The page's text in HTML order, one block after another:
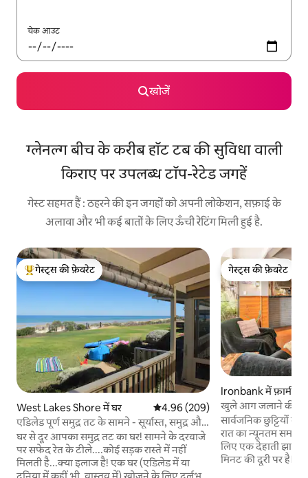
चेक आउट
खोजें
ग्लेनल्ग बीच के करीब हॉट टब की सुविधा वाली
किराए पर उपलब्ध टॉप-रेटेड जगहें
गेस्ट सहमत हैं : ठहरने की इन जगहों को अपनी लोकेशन, सफ़ाई के
अलावा और भी कई बातों के लिए ऊँची रेटिंग मिली हुई है.
गेस्ट्स का टॉप फ़ेवरेट
गेस्ट्स की फ़ेवरेट
West Lakes Shore में घर औसत रेटिंग 5 में से 4.96, 209 समीक्षाएँ
4.96 (209)
एडिलेड पूर्ण समुद्र तट के सामने - सूर्यास्त, समुद्र और
रेत
घर से दूर आपका समुद्र तट का घर! सामने के दरवाजे
पर सफेद रेत के टीले....कोई सड़क रास्ते में नहीं
मिलती है...क्या इलाज है! एक घर (एडिलेड में या
गेस्ट्स की फ़ेवरेट
गेस्ट्स की फ़ेवरेट
Ironbank में फ़ार्म
खुले आग जलाने की
स्टे रिट्रीट।
सार्वजनिक छुट्टियों के
रात का न्यूनतम समय
लिए एक देहाती झाड़ी
मिनट की दूरी पर